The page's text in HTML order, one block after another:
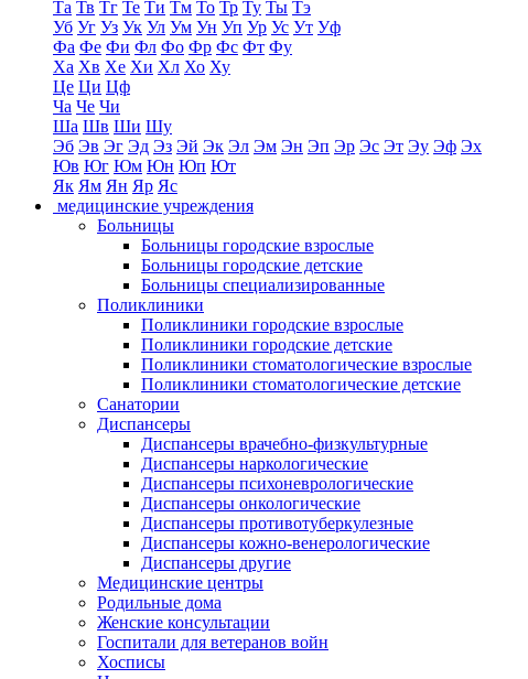
Та Тв Тг Те Ти Тм То Тр Ту Ты Тэ
Уб Уг Уз Ук Ул Ум Ун Уп Ур Ус Ут Уф
Фа Фе Фи Фл Фо Фр Фс Фт Фу
Ха Хв Хе Хи Хл Хо Ху
Це Ци Цф
Ча Че Чи
Ша Шв Ши Шу
Эб Эв Эг Эд Эз Эй Эк Эл Эм Эн Эп Эр Эс Эт Эу Эф Эх
Юв Юг Юм Юн Юп Ют
Як Ям Ян Яр Яс
медицинские учреждения
Больницы
Больницы городские взрослые
Больницы городские детские
Больницы специализированные
Поликлиники
Поликлиники городские взрослые
Поликлиники городские детские
Поликлиники стоматологические взрослые
Поликлиники стоматологические детские
Санатории
Диспансеры
Диспансеры врачебно-физкультурные
Диспансеры наркологические
Диспансеры психоневрологические
Диспансеры онкологические
Диспансеры противотуберкулезные
Диспансеры кожно-венерологические
Диспансеры другие
Медицинские центры
Родильные дома
Женские консультации
Госпитали для ветеранов войн
Хосписы